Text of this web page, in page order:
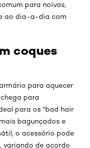
para noivas,
ao dia-a-dia com
coques
para aquecer
para
para os "bad hair
bagunçados e
o acessório pode
variando de acordo